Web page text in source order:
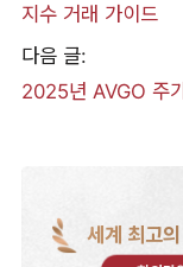
지수 거래 가이드
다음 글:
2025년 AVGO 주
세계 최고